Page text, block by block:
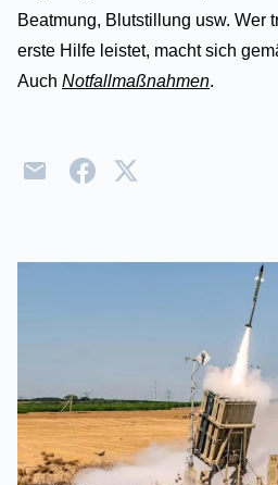
Beatmung, Blutstillung usw. Wer
erste Hilfe leistet, macht sich
Auch Notfallmaßnahmen.